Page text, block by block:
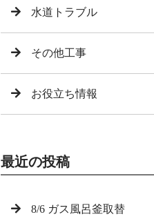
水道トラブル
その他工事
お役立ち情報
最近の投稿
8/6 ガス風呂釜取替